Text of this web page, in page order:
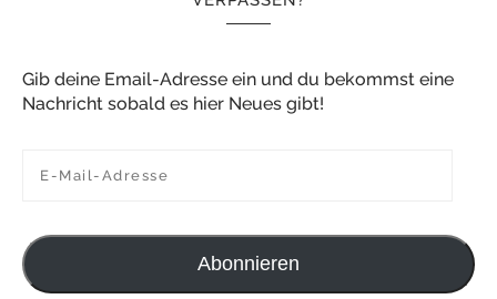
Gib deine Email-Adresse ein und du bekommst eine
Nachricht sobald es hier Neues gibt!
Abonnieren